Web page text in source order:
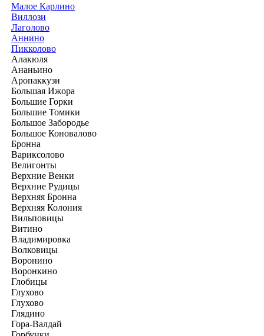
Малое Карлино
Виллози
Лаголово
Аннино
Пикколово
Алакюля
Ананьино
Аропаккузи
Большая Ижора
Большие Горки
Большие Томики
Большое Забородье
Большое Коновалово
Бронна
Вариксолово
Велигонты
Верхние Венки
Верхние Рудицы
Верхняя Бронна
Верхняя Колония
Вильповицы
Витино
Владимировка
Волковицы
Воронино
Воронкино
Глобицы
Глухово
Глухово
Глядино
Гора-Валдай